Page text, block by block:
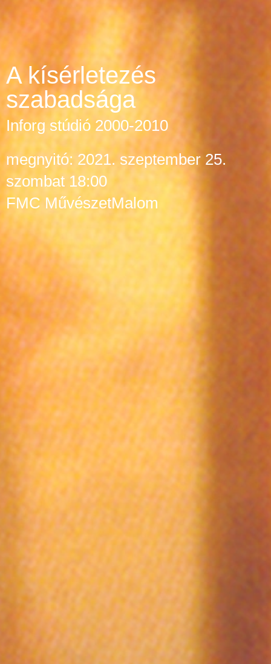
A kísérletezés
szabadsága
Inforg stúdió 2000-2010
megnyitó: 2021. szeptember 25.
szombat 18:00
FMC MűvészetMalom